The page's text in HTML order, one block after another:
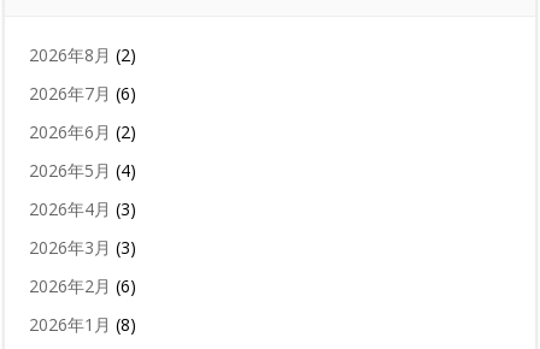
2026年8月 (2)
2026年7月 (6)
2026年6月 (2)
2026年5月 (4)
2026年4月 (3)
2026年3月 (3)
2026年2月 (6)
2026年1月 (8)